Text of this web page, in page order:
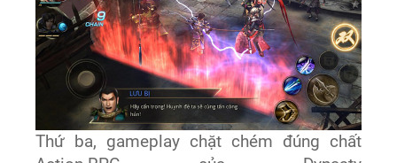
Thứ ba, gameplay chặt chém đúng chất